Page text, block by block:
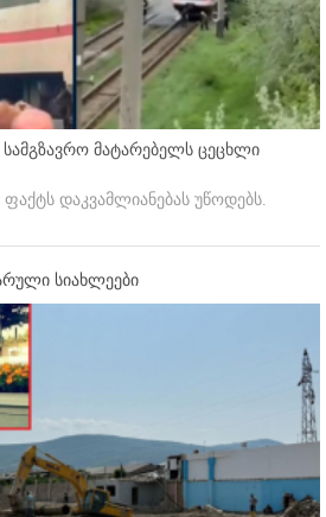
სამგზავრო მატარებელს ცეცხლი
დაკვამლიანებას უწოდებს.
სიახლეები